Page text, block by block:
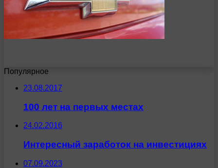
Популярное
23.08.2017
100 лет на первых местах
24.02.2016
Интересный заработок на инвестициях
07.09.2023